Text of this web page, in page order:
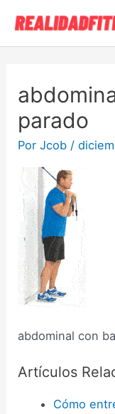
contenido
parado
PorJcob /
abdominal con
Artículos
Cómo